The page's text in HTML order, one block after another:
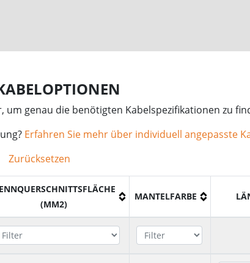
um genau die benötigten Kabelspezifikationen zu
Erfahren Sie mehr über individuell angepasste
Zurücksetzen
(MM2)
MANTELFARBE